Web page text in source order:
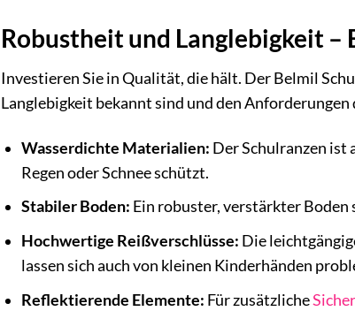
Robustheit und Langlebigkeit –
Investieren Sie in Qualität, die hält. Der Belmil
Langlebigkeit bekannt sind und den
Wasserdichte Materialien: Der Schulranzen ist
Regen oder Schnee schützt.
Stabiler Boden: Ein robuster, verstärkter Boden
Hochwertige Reißverschlüsse: Die
lassen sich auch von kleinen Kinderhänden
Reflektierende Elemente: Für zusätzliche